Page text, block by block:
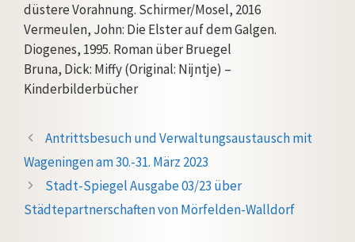
düstere Vorahnung. Schirmer/Mosel, 2016
Vermeulen, John: Die Elster auf dem Galgen.
Diogenes, 1995. Roman über Bruegel
Bruna, Dick: Miffy (Original: Nijntje) –
Kinderbilderbücher
Antrittsbesuch und Verwaltungsaustausch mit
Wageningen am 30.-31. März 2023
Stadt-Spiegel Ausgabe 03/23 über
Städtepartnerschaften von Mörfelden-Walldorf